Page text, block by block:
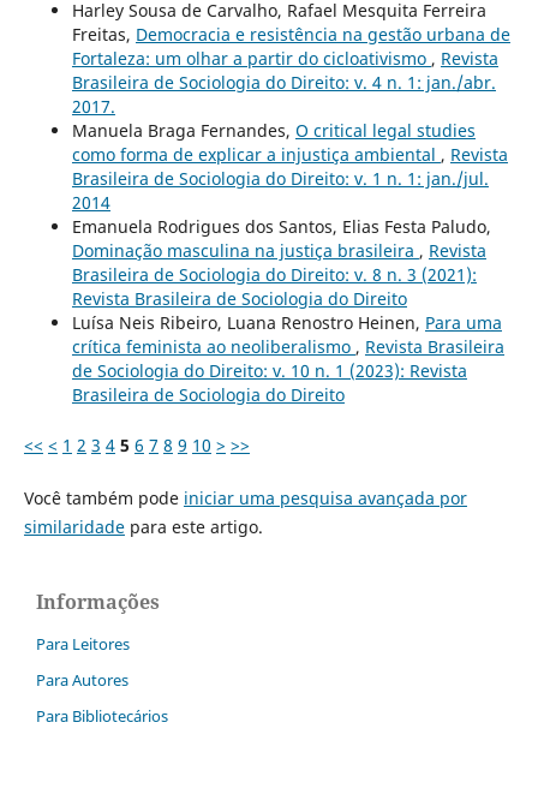
Harley Sousa de Carvalho, Rafael Mesquita Ferreira
Freitas, Democracia e resistência na gestão urbana de
Fortaleza: um olhar a partir do cicloativismo , Revista
Brasileira de Sociologia do Direito: v. 4 n. 1: jan./abr.
2017.
Manuela Braga Fernandes, O critical legal studies
como forma de explicar a injustiça ambiental , Revista
Brasileira de Sociologia do Direito: v. 1 n. 1: jan./jul.
2014
Emanuela Rodrigues dos Santos, Elias Festa Paludo,
Dominação masculina na justiça brasileira , Revista
Brasileira de Sociologia do Direito: v. 8 n. 3 (2021):
Revista Brasileira de Sociologia do Direito
Luísa Neis Ribeiro, Luana Renostro Heinen, Para uma
crítica feminista ao neoliberalismo , Revista Brasileira
de Sociologia do Direito: v. 10 n. 1 (2023): Revista
Brasileira de Sociologia do Direito
<< < 1 2 3 4 5 6 7 8 9 10 > >>
Você também pode iniciar uma pesquisa avançada por
similaridadepara este artigo.
Informações
Para Leitores
Para Autores
Para Bibliotecários